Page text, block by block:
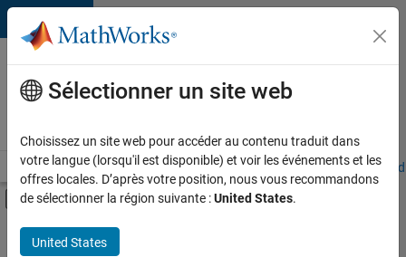
Passer au contenu
Votre
carrière
chez
Accueil Explorer nos opportunités Adresses de nos bureaux
Activer/désactiver l'affichage du menu
Contenu principal
FILTRER PAR
Technologies de l’information
Sélectionner un site web
Choisissez un site web pour accéder au contenu traduit dans
votre langue (lorsqu'il est disponible) et voir les événements et les
offres locales. D’après votre position, nous vous recommandons
de sélectionner la région suivante :United States.
United States